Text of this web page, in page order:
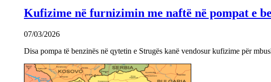
Kufizime në furnizimin me naftë në pompat e
07/03/2026
Disa pompa të benzinës në qytetin e Strugës kanë vendosur kufizime për